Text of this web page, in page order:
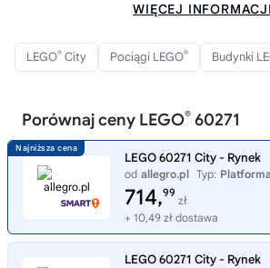
WIĘCEJ INFORMACJI
LEGO® City Pociągi LEGO® Budynki
Porównaj ceny LEGO® 60271
LEGO 60271 City - Rynek
od allegro.pl Typ:
714,99
zł
+ 10,49 zł dostawa
LEGO 60271 City - Rynek